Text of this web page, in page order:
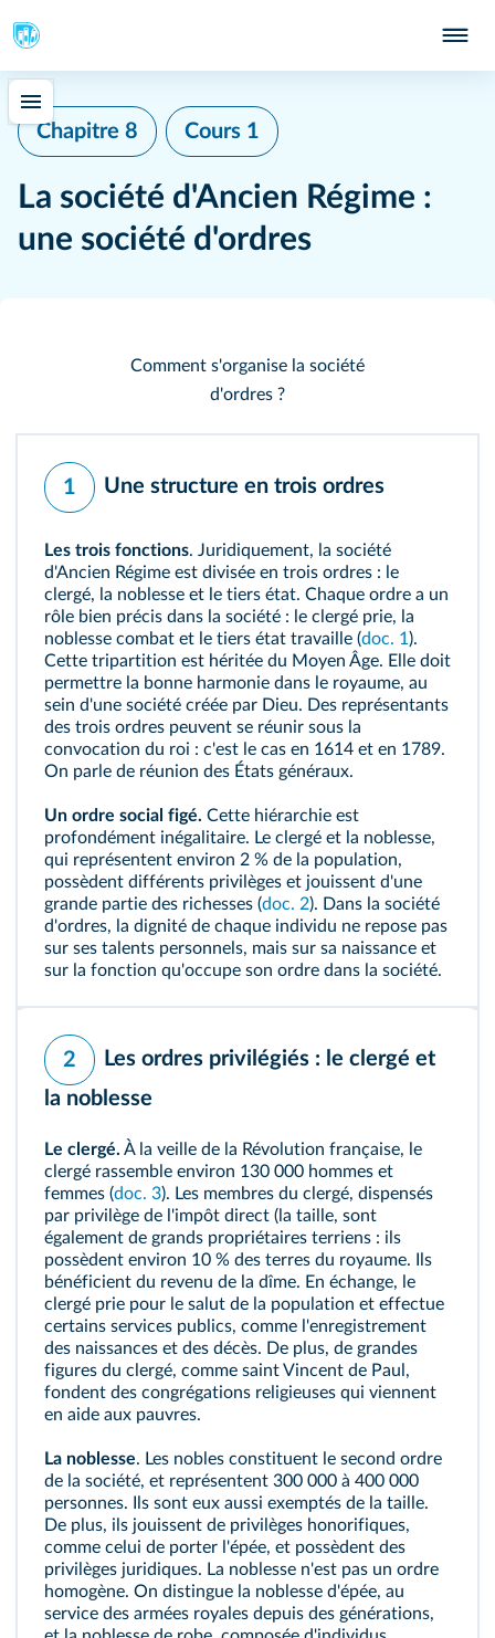
Chapitre 8 Cours 1
La société d'Ancien Régime :
une société d'ordres
Comment s'organise la société
d'ordres ?
1 Une structure en trois ordres
Les trois fonctions. Juridiquement, la société
d'Ancien Régime est divisée en trois ordres : le
clergé, la noblesse et le tiers état. Chaque ordre a un
rôle bien précis dans la société : le clergé prie, la
noblesse combat et le tiers état travaille (doc. 1).
Cette tripartition est héritée du Moyen Âge. Elle doit
permettre la bonne harmonie dans le royaume, au
sein d'une société créée par Dieu. Des représentants
des trois ordres peuvent se réunir sous la
convocation du roi : c'est le cas en 1614 et en 1789.
On parle de réunion des États généraux.
Un ordre social figé. Cette hiérarchie est
profondément inégalitaire. Le clergé et la noblesse,
qui représentent environ 2 % de la population,
possèdent différents privilèges et jouissent d'une
grande partie des richesses (doc. 2). Dans la société
d'ordres, la dignité de chaque individu ne repose pas
sur ses talents personnels, mais sur sa naissance et
sur la fonction qu'occupe son ordre dans la société.
2
Les ordres privilégiés : le clergé et
la noblesse
Le clergé. À la veille de la Révolution française, le
clergé rassemble environ 130 000 hommes et
femmes (doc. 3). Les membres du clergé, dispensés
par privilège de l'impôt direct ( la taille, sont
également de grands propriétaires terriens : ils
possèdent environ 10 % des terres du royaume. Ils
bénéficient du revenu de la dîme. En échange, le
clergé prie pour le salut de la population et effectue
certains services publics, comme l'enregistrement
des naissances et des décès. De plus, de grandes
figures du clergé, comme saint Vincent de Paul ,
fondent des congrégations religieuses qui viennent
en aide aux pauvres.
La noblesse. Les nobles constituent le second ordre
de la société, et représentent 300 000 à 400 000
personnes. Ils sont eux aussi exemptés de la taille.
De plus, ils jouissent de privilèges honorifiques,
comme celui de porter l'épée, et possèdent des
privilèges juridiques. La noblesse n'est pas un ordre
homogène. On distingue la noblesse d'épée, au
service des armées royales depuis des générations,